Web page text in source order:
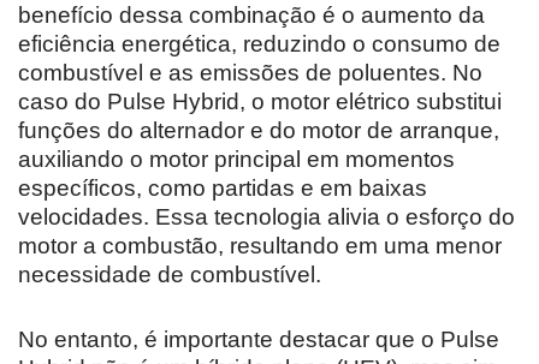
benefício dessa combinação é o aumento da
eficiência energética, reduzindo o consumo de
combustível e as emissões de poluentes. No
caso do Pulse Hybrid, o motor elétrico substitui
funções do alternador e do motor de arranque,
auxiliando o motor principal em momentos
específicos, como partidas e em baixas
velocidades. Essa tecnologia alivia o esforço do
motor a combustão, resultando em uma menor
necessidade de combustível.
No entanto, é importante destacar que o Pulse